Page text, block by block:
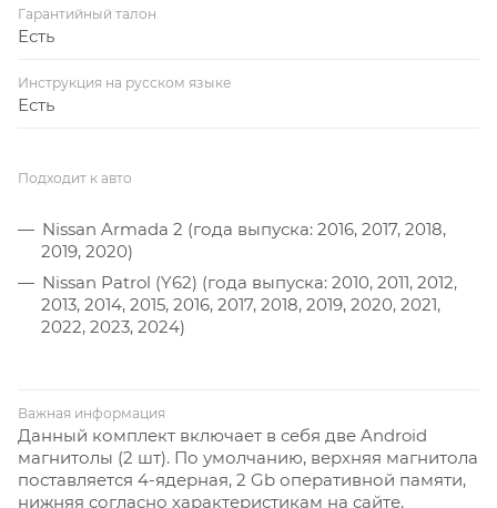
Гарантийный талон
Есть
Инструкция на русском языке
Есть
Подходит к авто
Nissan Armada 2 (года выпуска: 2016, 2017, 2018,
2019, 2020)
Nissan Patrol (Y62) (года выпуска: 2010, 2011, 2012,
2013, 2014, 2015, 2016, 2017, 2018, 2019, 2020, 2021,
2022, 2023, 2024)
Важная информация
Данный комплект включает в себя две Android
магнитолы (2 шт). По умолчанию, верхняя магнитола
поставляется 4-ядерная, 2 Gb оперативной памяти,
нижняя согласно характеристикам на сайте.